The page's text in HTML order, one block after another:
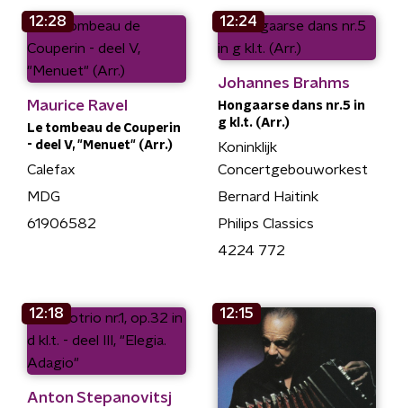
12:28
Maurice Ravel
Le tombeau de Couperin
- deel V, "Menuet" (Arr.)
Calefax
MDG
61906582
12:24
Johannes Brahms
Hongaarse dans nr.5 in
g kl.t. (Arr.)
Koninklijk
Concertgebouworkest
Bernard Haitink
Philips Classics
4224 772
12:18
Anton Stepanovitsj
12:15